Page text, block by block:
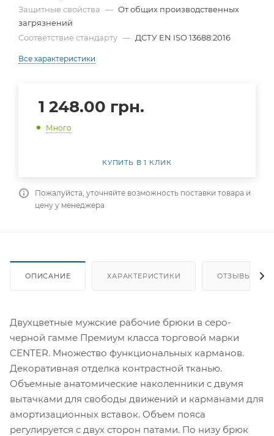
Защитные свойства — От общих производственных
загрязнений
Соответствие стандарту — ДСТУ EN ISO 13688:2016
Все характеристики
1 248.00 грн.
Много
КУПИТЬ В 1 КЛИК
Пожалуйста, уточняйте возможность поставки товара и
цену у менеджера
ОПИСАНИЕ ХАРАКТЕРИСТИКИ ОТЗЫВЫ
Двухцветные мужские рабочие брюки в серо-
черной гамме Премиум класса торговой марки
CENTER. Множество функциональных карманов.
Декоративная отделка контрастной тканью.
Объемные анатомические наколенники с двумя
вытачками для свободы движений и карманами для
амортизационных вставок. Объем пояса
регулируется с двух сторон патами. По низу брюк